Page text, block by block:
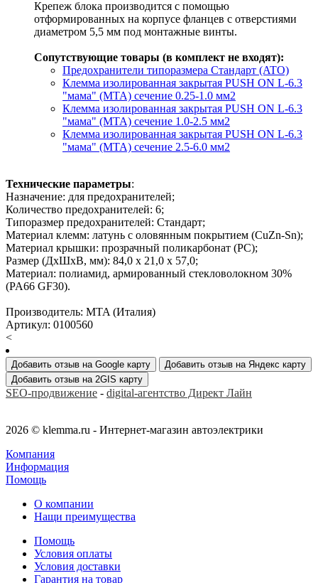
Крепеж блока производится с помощью
отформированных на корпусе фланцев с отверстиями
диаметром 5,5 мм под монтажные винты.
Сопутствующие товары (в комплект не входят):
Предохранители типоразмера Стандарт (ATO)
Клемма изолированная закрытая PUSH ON L-6.3
"мама" (MTA) сечение 0.25-1.0 мм2
Клемма изолированная закрытая PUSH ON L-6.3
"мама" (MTA) сечение 1.0-2.5 мм2
Клемма изолированная закрытая PUSH ON L-6.3
"мама" (MTA) сечение 2.5-6.0 мм2
Технические параметры:
Назначение: для предохранителей;
Количество предохранителей: 6;
Типоразмер предохранителей: Стандарт;
Материал клемм: латунь с оловянным покрытием (CuZn-Sn);
Материал крышки: прозрачный поликарбонат (PC);
Размер (ДхШхВ, мм): 84,0 х 21,0 х 57,0;
Материал: полиамид, армированный стекловолокном 30%
(PA66 GF30).
Производитель: MTA (Италия)
Артикул: 0100560
<
Добавить отзыв на Google карту
Добавить отзыв на Яндекс карту
Добавить отзыв на 2GIS карту
SEO-продвижение - digital-агентство Директ Лайн
2026 © klemma.ru - Интернет-магазин автоэлектрики
Компания
Информация
Помощь
О компании
Нащи преимущества
Помощь
Условия оплаты
Условия доставки
Гарантия на товар